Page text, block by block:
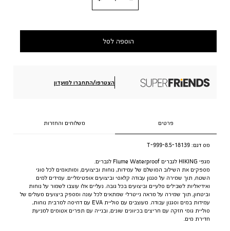
הוספה לסל
הצטרפו/התחברו למועדון
פרטים משלוחים והחזרות
מס דגם: 18139-T-999-8.5
מגפי HIKING לגברים Flume Waterproof לגברים.
מספקים את השילוב המושלם של עמידות, נוחות וביצועים, ומותאמים לכל סוגי
השטח, תוך שמירה על סגנון עבודה קלאסי וביצועים אופטימליים. עמידים למים
ואידיאליות לשבילים סלעיים וביצועים בכל גובה. נעליים אלו עוצבו לשמור על נוחות
וביטחון, תוך שמירה על מראה נייטרלי שמתאים לכל עונה ומספק ביצועים מעולים של
עמידות במים וסגנון עבודה. מעוצבים עם סוליית EVA עם דחיסה למרבית נוחות,
סוליית גומי חזקה עם חריצים בכיוונים שונים, ובנייה עם תפרים אטומים למניעת
חדירת מים.